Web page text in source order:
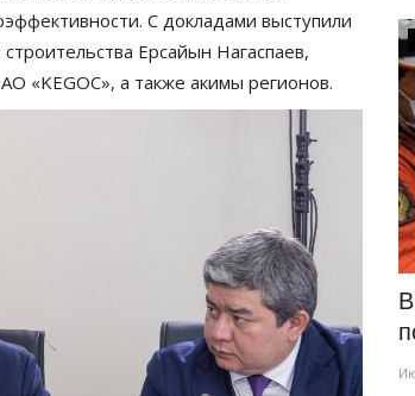
С докладами выступили
Ерсайын Нагаспаев,
«KEGOC», а также акимы регионов.
воспели творческое
Абая
2026